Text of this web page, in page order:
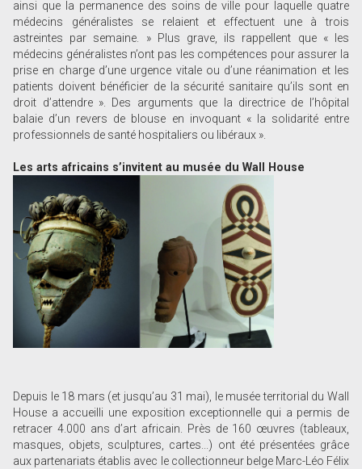
ainsi que la permanence des soins de ville pour laquelle quatre
médecins généralistes se relaient et effectuent une à trois
astreintes par semaine. » Plus grave, ils rappellent que « les
médecins généralistes n’ont pas les compétences pour assurer la
prise en charge d’une urgence vitale ou d’une réanimation et les
patients doivent bénéficier de la sécurité sanitaire qu’ils sont en
droit d’attendre ». Des arguments que la directrice de l’hôpital
balaie d’un revers de blouse en invoquant « la solidarité entre
professionnels de santé hospitaliers ou libéraux ».
Les arts africains s’invitent au musée du Wall House
Depuis le 18 mars (et jusqu’au 31 mai), le musée territorial du Wall
House a accueilli une exposition exceptionnelle qui a permis de
retracer 4.000 ans d’art africain. Près de 160 œuvres (tableaux,
masques, objets, sculptures, cartes...) ont été présentées grâce
aux partenariats établis avec le collectionneur belge Marc-Léo Félix